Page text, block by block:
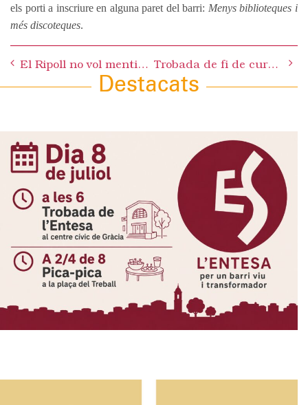
els porti a inscriure en alguna paret del barri: Menys biblioteques i
més discoteques.
navigation
El Ripoll no vol mentides Sr. Hernández Trobada de fi de curs de l’Entesa
Destacats